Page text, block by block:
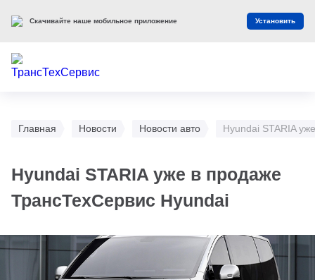
Главная Новости Новости авто Hyundai STARIA
Hyundai STARIA уже в продаже
ТрансТехСервис Hyundai
Скачивайте наше мобильное приложение Установить